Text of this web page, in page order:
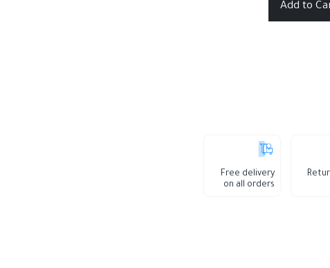
Free delivery
on all orders